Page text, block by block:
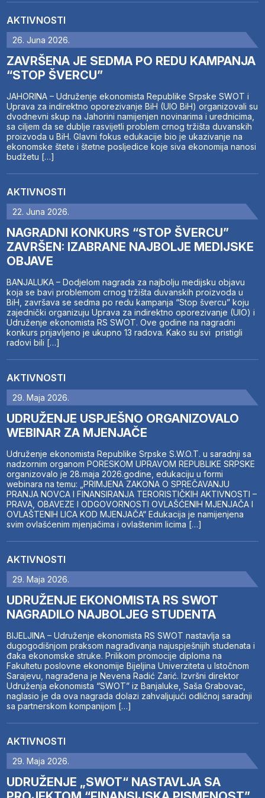
AKTIVNOSTI
26. Juna 2026.
ZAVRŠENA JE SEDMA PO REDU KAMPANJA
“STOP ŠVERCU”
JAHORINA – Udruženje ekonomista Republike Srpske SWOT i
Uprava za indirektno oporezivanje BiH (UIO BiH) organizovali su
dvodnevni skup na Jahorini namijenjen novinarima i urednicima,
sa ciljem da se dublje rasvijetli problem crnog tržišta duvanskih
proizvoda u BiH. Glavni fokus edukacije bio je ukazivanje na
ekonomske štete i štetne posljedice koje siva ekonomija nanosi
budžetu […]
AKTIVNOSTI
22. Juna 2026.
NAGRADNI KONKURS “STOP ŠVERCU”
ZAVRŠEN: IZABRANE NAJBOLJE MEDIJSKE
OBJAVE
BANJALUKA – Dodjelom nagrada za najbolju medijsku objavu
koja se bavi problemom crnog tržišta duvanskih proizvoda u
BiH, završava se sedma po redu kampanja “Stop švercu” koju
zajednički organizuju Uprava za indirektno oporezivanje (UIO) i
Udruženje ekonomista RS SWOT. Ove godine na nagradni
konkurs prijavljeno je ukupno 13 radova. Kako su svi pristigli
radovi bili […]
AKTIVNOSTI
29. Maja 2026.
UDRUŽENJE USPJEŠNO ORGANIZOVALO
WEBINAR ZA MJENJAČE
Udruženje ekonomista Republike Srpske S.W.O.T. u saradnji sa
nadzornim organom PORESKOM UPRAVOM REPUBLIKE SRPSKE
organizovalo je 28.maja 2026.godine, edukaciju u formi
webinara na temu: „PRIMJENA ZAKONA O SPREČAVANJU
PRANJA NOVCA I FINANSIRANJA TERORISTIČKIH AKTIVNOSTI –
PRAVA, OBAVEZE I ODGOVORNOSTI OVLAŠĆENIH MJENJAČA I
OVLAŠTENIH LICA KOD MJENJAČA“ Edukacija je namijenjena
svim ovlašćenim mjenjačima i ovlaštenim licima […]
AKTIVNOSTI
29. Maja 2026.
UDRUŽENJE EKONOMISTA RS SWOT
NAGRADILO NAJBOLJEG STUDENTA
BIJELJINA – Udruženje ekonomista RS SWOT nastavlja sa
dugogodišnjom praksom nagrađivanja najuspješnijih studenata i
đaka ekonomske struke. Prilikom promocije diploma na
Fakultetu poslovne ekonomije Bijeljina Univerziteta u Istočnom
Sarajevu, nagrađena je Nevena Radić Zarić. Izvršni direktor
Udruženja ekonomista “SWOT” iz Banjaluke, Saša Grabovac,
naglasio je da ova nagrada dolazi zahvaljujući odličnoj saradnji
sa partnerskom kompanijom […]
AKTIVNOSTI
29. Maja 2026.
UDRUŽENJE „SWOT“ NASTAVLJA SA